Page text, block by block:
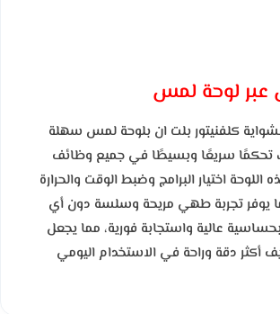
لوحة لمس
كلفنيتور بلت ان بلوحة لمس سهلة
تحكمًا سريعًا وبسيطًا في جميع وظائف
اللوحة اختيار البرامج وضبط الوقت والحرارة
يوفر تجربة طهي مريحة وسلسة دون أي
عالية واستجابة فورية، مما يجعل
أكثر دقة وراحة في الاستخدام اليومي